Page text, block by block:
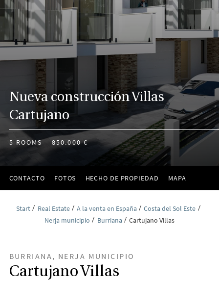
Nueva construcción Villas
Cartujano
5 ROOMS 850.000 €
CONTACTO FOTOS HECHO DE PROPIEDAD MAPA
Start Real Estate A la venta en España
Costa del Sol Este
Nerja municipio
Burriana Cartujano Villas
BURRIANA, NERJA MUNICIPIO
Cartujano Villas